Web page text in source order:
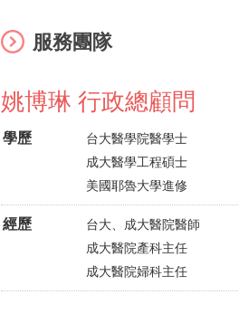
服務團隊
姚博琳 行政總顧問
學歷
台大醫學院醫學士
成大醫學工程碩士
美國耶魯大學進修
經歷
台大、成大醫院醫師
成大醫院產科主任
成大醫院婦科主任